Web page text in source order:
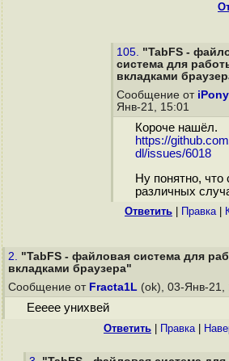
105. "TabFS -
система для
вкладками
Сообщение от
Янв-21, 15:01
Короче нашёл.
https://
dl/issues/6018
Ну понятно, что
различных
Ответить Правка|
2. "TabFS - файловая система для
вкладками браузера"
Сообщение от Fracta1L (ok), 03-Янв-21,
Еееее унихвей
Ответить Правка|